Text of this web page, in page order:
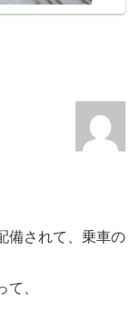
備されて、乗車の
、